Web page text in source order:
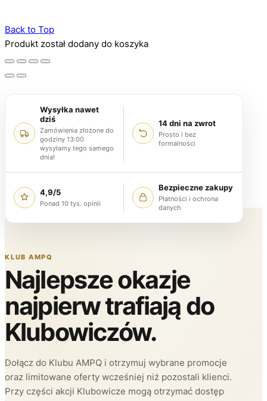
Back to Top
Produkt został dodany do koszyka
Wysyłka nawet
dziś
Zamówienia złożone do
godziny 13:00
wysyłamy tego samego
dnia!
14 dni na zwrot
Prosto i bez
formalności
4,9/5
Ponad 10 tys. opinii
Bezpieczne zakupy
Płatności i ochrona
danych
KLUB AMPQ
Najlepsze okazje
najpierw trafiają do
Klubowiczów.
Dołącz do Klubu AMPQ i otrzymuj wybrane promocje
oraz limitowane oferty wcześniej niż pozostali klienci.
Przy części akcji Klubowicze mogą otrzymać dostęp